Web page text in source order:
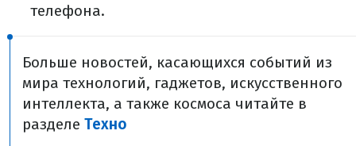
телефона.
Больше новостей, касающихся событий из
мира технологий, гаджетов, искусственного
интеллекта, а также космоса читайте в
разделе Техно